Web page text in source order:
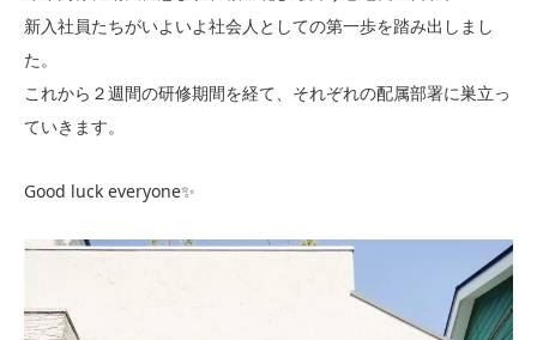
新入社員たちがいよいよ社会人としての第一歩を踏み出しまし
た。
これから２週間の研修期間を経て、それぞれの配属部署に巣立っ
ていきます。
Good luck everyone✨